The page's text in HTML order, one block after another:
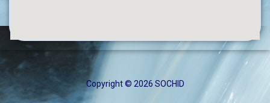
Copyright © 2026 SOCHID